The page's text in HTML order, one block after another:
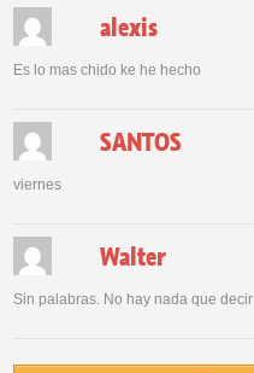
alexis
Es lo mas chido ke he hecho
SANTOS
viernes
Walter
Sin palabras. No hay nada que decir